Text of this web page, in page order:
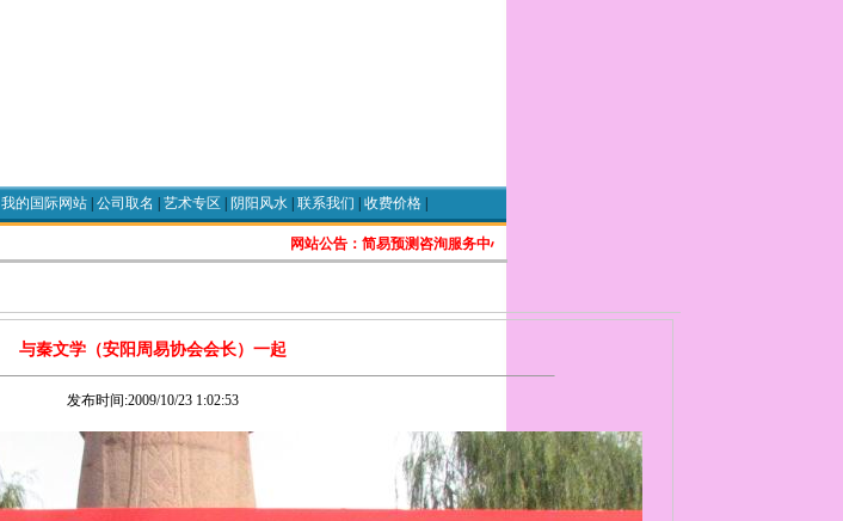
我的国际网站 公司取名 艺术专区 阴阳风水 联系我们 收费价格|
网站公告：简易预测咨洵服务中心是一家集四柱八字,金口诀预测， 易经八卦, 阴阳风
与秦文学（安阳周易协会会长）一起
发布时间:2009/10/23 1:02:53